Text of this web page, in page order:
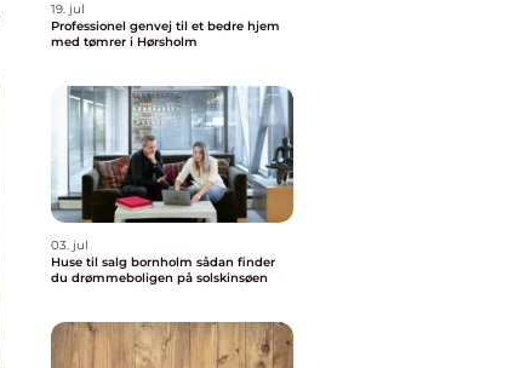
19. jul
Professionel genvej til et bedre hjem
med tømrer i Hørsholm
03. jul
Huse til salg bornholm sådan finder
du drømmeboligen på solskinsøen